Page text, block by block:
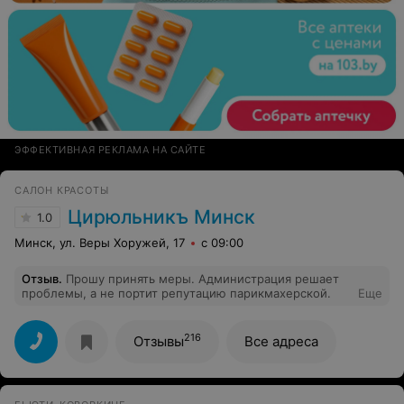
ЭФФЕКТИВНАЯ РЕКЛАМА НА САЙТЕ
САЛОН КРАСОТЫ
1.0 Цирюльникъ Минск
Минск, ул. Веры Хоружей, 17 с 09:00
Отзыв. Прошу принять меры. Администрация решает
проблемы, а не портит репутацию парикмахерской.
Еще
Отзывы216 Все адреса